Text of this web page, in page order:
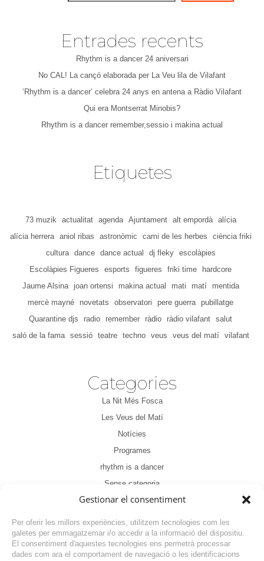
Gestionar el consentiment
Per oferir les millors experiències, utilitzem tecnologies com les
galetes per emmagatzemar i/o accedir a la informació del dispositiu.
El consentiment d'aquestes tecnologies ens permetrà processar
dades com ara el comportament de navegació o les identificacions
Entrades recents
Rhythm is a dancer 24 aniversari
No CAL! La cançó elaborada per La Veu lila de Vilafant
‘Rhythm is a dancer’ celebra 24 anys en antena a Ràdio Vilafant
Qui era Montserrat Minobis?
Rhythm is a dancer remember,sessio i makina actual
Etiquetes
73 muzik actualitat agenda Ajuntament alt empordà
alícia
alícia herrera
aniol ribas astronòmic cami de les herbes
ciència friki
cultura
dance dance actual dj fleky
escolàpies
Escolàpies Figueres
esports figueres friki time
hardcore
Jaume Alsina
joan ortensi makina actual mati matí
mentida
mercè mayné
novetats observatori pere guerra pubillatge
Quarantine djs
radio remember ràdio ràdio vilafant salut
saló de la fama
sessió teatre techno veus veus del matí vilafant
Categories
La Nit Més Fosca
Les Veus del Matí
Notícies
Programes
rhythm is a dancer
Sense categoria
Tertúlia